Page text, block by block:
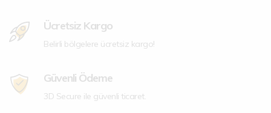
Ücretsiz Kargo
Belirli bölgelere ücretsiz kargo!
Güvenli Ödeme
3D Secure ile güvenli ticaret.